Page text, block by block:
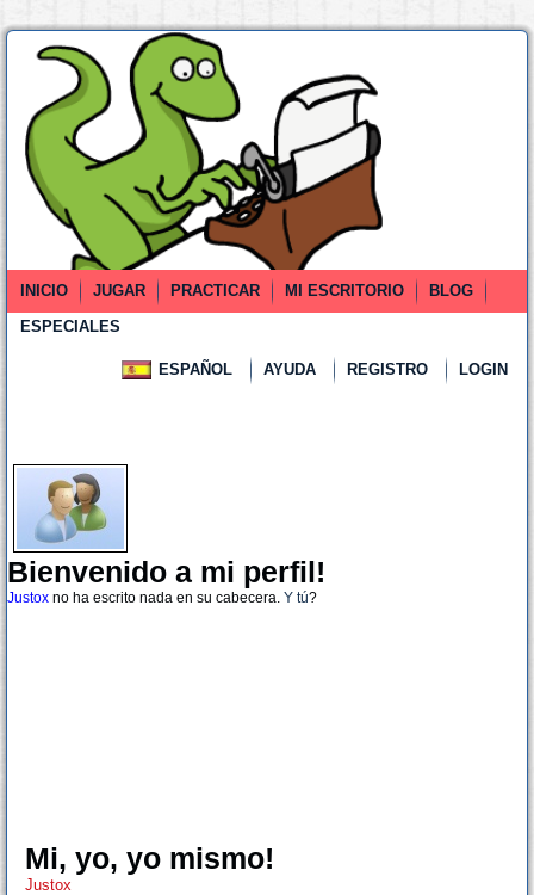
INICIO JUGAR PRACTICAR MI ESCRITORIO
BLOG
ESPECIALES
ESPAÑOL AYUDA REGISTRO LOGIN
Bienvenido a mi perfil!
Justox no ha escrito nada en su cabecera. Y tú?
Mi, yo, yo mismo!
Justox